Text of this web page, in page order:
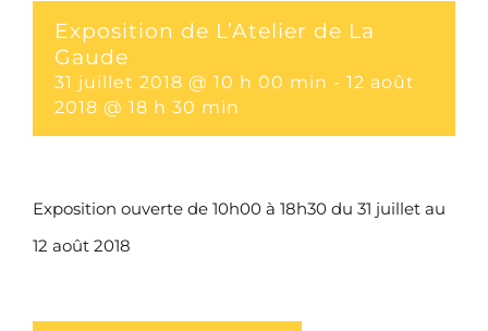
Exposition de L’Atelier de La
Gaude
31 juillet 2018 @ 10 h 00 min - 12 août
2018 @ 18 h 30 min
Exposition ouverte de 10h00 à 18h30 du 31 juillet au
12 août 2018